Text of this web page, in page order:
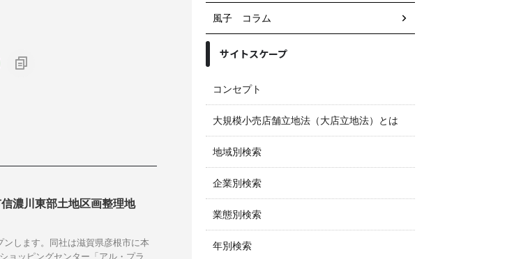
濃川東部土地区画整理地
します。同社は滋賀県彦根市に本
ョッピングセンター「アル・プラ
風子 コラム
サイトスケープ
コンセプト
大規模小売店舗立地法（大店立地法）とは
地域別検索
企業別検索
業態別検索
年別検索